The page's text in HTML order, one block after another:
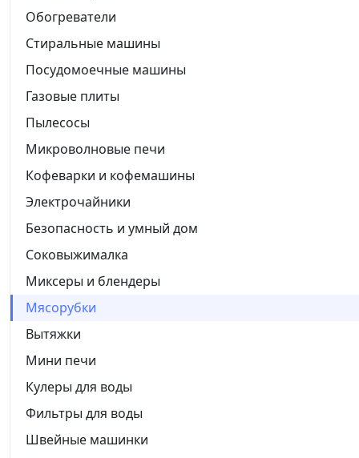
Обогреватели
Стиральные машины
Посудомоечные машины
Газовые плиты
Пылесосы
Микроволновые печи
Кофеварки и кофемашины
Электрочайники
Безопасность и умный дом
Соковыжималка
Миксеры и блендеры
Мясорубки
Вытяжки
Мини печи
Кулеры для воды
Фильтры для воды
Швейные машинки